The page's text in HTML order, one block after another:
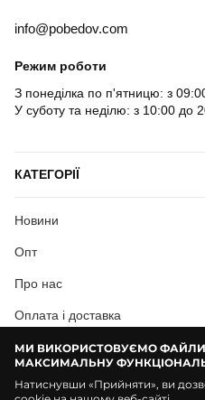
МИ ВИКОРИСТОВУЄМО ФАЙЛИ
МАКСИМАЛЬНУ
Натиснувши «Прийняти», ви
info@pobedov.com
Режим роботи
З понеділка по п'ятницю: з
У суботу та неділю: з 10:00 до
КАТЕГОРІЇ
Новини
Опт
Про нас
Оплата і доставка
Користувацька згода